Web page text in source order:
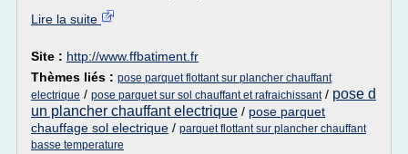
Lire la suite
Site : http://www.ffbatiment.fr
Thèmes liés : pose parquet flottant sur plancher chauffant
electrique / pose parquet sur sol chauffant et rafraichissant/ pose d
un plancher chauffant electrique / pose parquet
chauffage sol electrique / parquet flottant sur plancher chauffant
basse temperature